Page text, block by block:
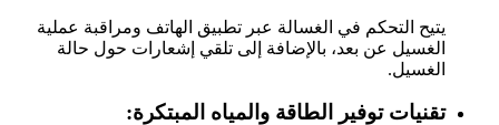
يتيح التحكم في الغسالة عبر تطبيق الهاتف ومراقبة عملية
الغسيل عن بعد، بالإضافة إلى تلقي إشعارات حول حالة
الغسيل.
تقنيات توفير الطاقة والمياه المبتكرة: